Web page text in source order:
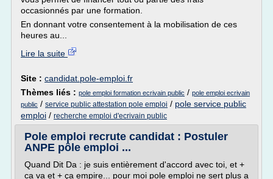
occasionnés par une formation.
En donnant votre consentement à la mobilisation de ces
heures au...
Lire la suite
Site : candidat.pole-emploi.fr
Thèmes liés : pole emploi formation ecrivain public / pole emploi ecrivain
public / service public attestation pole emploi / pole service public
emploi / recherche emploi d'ecrivain public
Pole emploi recrute candidat : Postuler
ANPE pôle emploi ...
Quand Dit Da : je suis entièrement d'accord avec toi, et +
ca va et + ça empire... pour moi pole emploi ne sert plus a